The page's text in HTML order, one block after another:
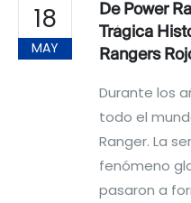
18
MAY
De Power
Trágica
Rangers
Durante los
todo el
Ranger. La
fenómeno
pasaron a